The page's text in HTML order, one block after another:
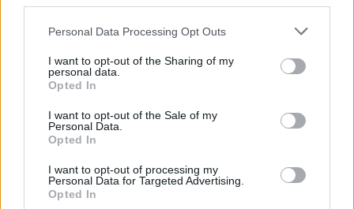
Please note that this website/app uses one or more Google
not limited to your visit or usage behaviour. You may click to
grant or deny consent to Google and its third-party tags to
use your data for below specified purposes in below Google
consent section.
Personal Data Processing Opt Outs
I want to opt-out of the Sharing of my
personal data.
Opted In
I want to opt-out of the Sale of my
Personal Data.
Opted In
I want to opt-out of processing my
Personal Data for Targeted Advertising.
Opted In
Ahogy nem említődik olyan alakítása sem, mint amilyen a
előadásában Meyerhold szerepe. Itt ugyanis egészen más,
árnyaltabb arcát mutatta a tőle megszokottnál. Merthogy